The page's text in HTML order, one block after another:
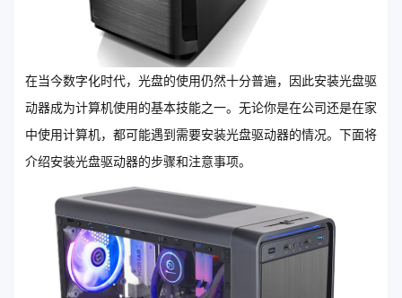
在当今数字化时代，光盘的使用仍然十分普遍，因此安装光盘驱
动器成为计算机使用的基本技能之一。无论你是在公司还是在家
中使用计算机，都可能遇到需要安装光盘驱动器的情况。下面将
介绍安装光盘驱动器的步骤和注意事项。